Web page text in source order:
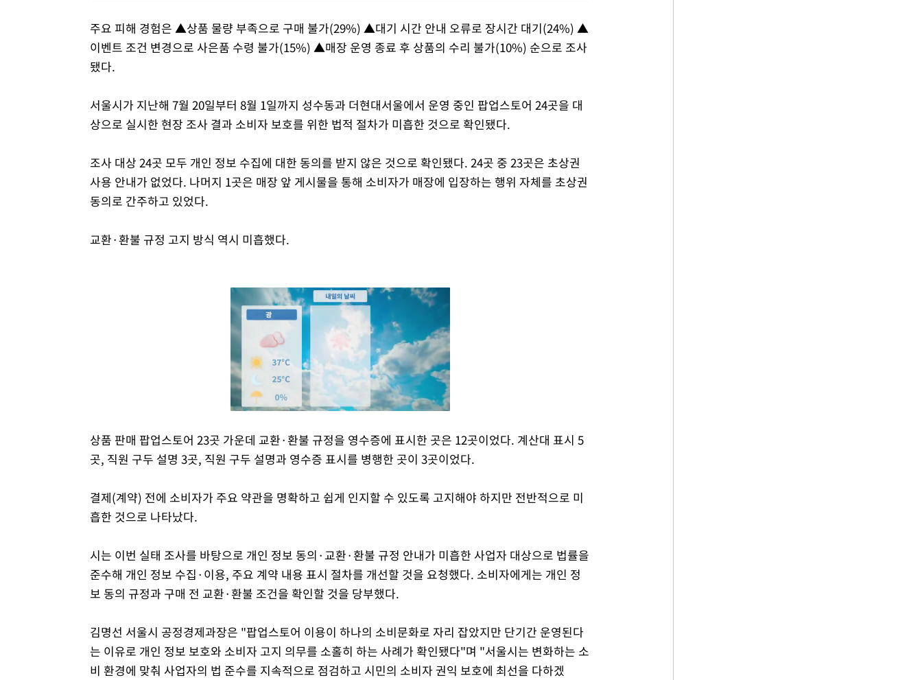
주요 피해 경험은 ▲상품 물량 부족으로 구매 불가(29%) ▲대기 시간 안내 오류로 장시간 대기(24%) ▲
이벤트 조건 변경으로 사은품 수령 불가(15%) ▲매장 운영 종료 후 상품의 수리 불가(10%) 순으로 조사
됐다.
서울시가 지난해 7월 20일부터 8월 1일까지 성수동과 더현대서울에서 운영 중인 팝업스토어 24곳을 대
상으로 실시한 현장 조사 결과 소비자 보호를 위한 법적 절차가 미흡한 것으로 확인됐다.
조사 대상 24곳 모두 개인 정보 수집에 대한 동의를 받지 않은 것으로 확인됐다. 24곳 중 23곳은 초상권
사용 안내가 없었다. 나머지 1곳은 매장 앞 게시물을 통해 소비자가 매장에 입장하는 행위 자체를 초상권
동의로 간주하고 있었다.
교환·환불 규정 고지 방식 역시 미흡했다.
Mute
상품 판매 팝업스토어 23곳 가운데 교환·환불 규정을 영수증에 표시한 곳은 12곳이었다. 계산대 표시 5
곳, 직원 구두 설명 3곳, 직원 구두 설명과 영수증 표시를 병행한 곳이 3곳이었다.
결제(계약) 전에 소비자가 주요 약관을 명확하고 쉽게 인지할 수 있도록 고지해야 하지만 전반적으로 미
흡한 것으로 나타났다.
시는 이번 실태 조사를 바탕으로 개인 정보 동의·교환·환불 규정 안내가 미흡한 사업자 대상으로 법률을
준수해 개인 정보 수집·이용, 주요 계약 내용 표시 절차를 개선할 것을 요청했다. 소비자에게는 개인 정
보 동의 규정과 구매 전 교환·환불 조건을 확인할 것을 당부했다.
김명선 서울시 공정경제과장은 "팝업스토어 이용이 하나의 소비문화로 자리 잡았지만 단기간 운영된다
는 이유로 개인 정보 보호와 소비자 고지 의무를 소홀히 하는 사례가 확인됐다"며 "서울시는 변화하는 소
비 환경에 맞춰 사업자의 법 준수를 지속적으로 점검하고 시민의 소비자 권익 보호에 최선을 다하겠